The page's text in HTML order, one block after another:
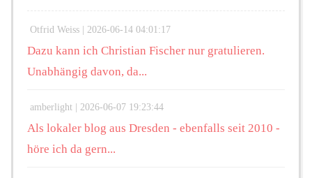
Otfrid Weiss | 2026-06-14 04:01:17
Dazu kann ich Christian Fischer nur gratulieren.
Unabhängig davon, da...
amberlight | 2026-06-07 19:23:44
Als lokaler blog aus Dresden - ebenfalls seit 2010 -
höre ich da gern...